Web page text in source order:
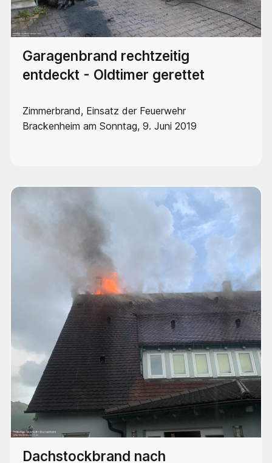
Garagenbrand rechtzeitig
entdeckt - Oldtimer gerettet
Zimmerbrand, Einsatz der Feuerwehr
Brackenheim am Sonntag, 9. Juni 2019
Dachstockbrand nach